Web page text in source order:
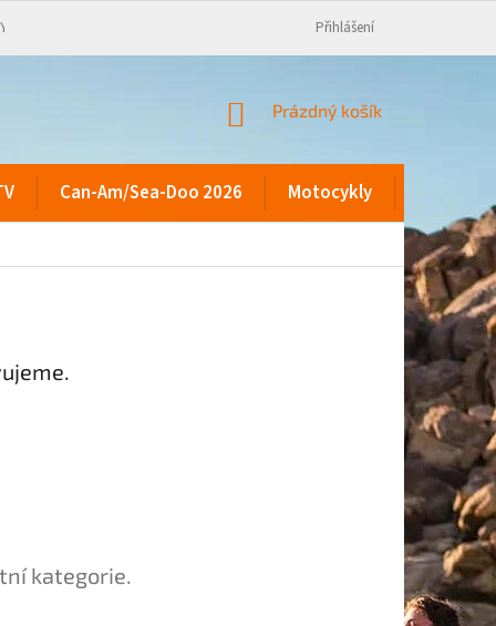
Přihlášení
NÁKUPNÍ
Prázdný košík
Can-Am/Sea-Doo 2026 Motocykly
kategorie.